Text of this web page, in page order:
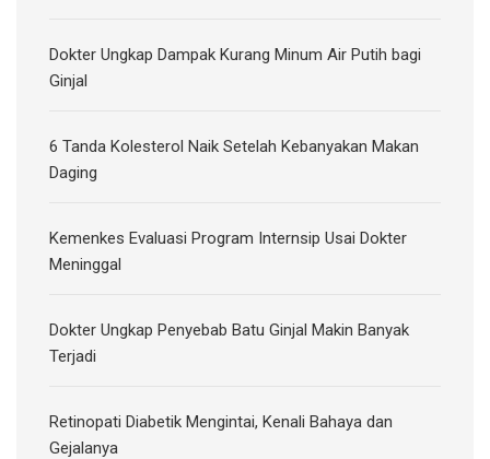
Dokter Ungkap Dampak Kurang Minum Air Putih bagi
Ginjal
6 Tanda Kolesterol Naik Setelah Kebanyakan Makan
Daging
Kemenkes Evaluasi Program Internsip Usai Dokter
Meninggal
Dokter Ungkap Penyebab Batu Ginjal Makin Banyak
Terjadi
Retinopati Diabetik Mengintai, Kenali Bahaya dan
Gejalanya